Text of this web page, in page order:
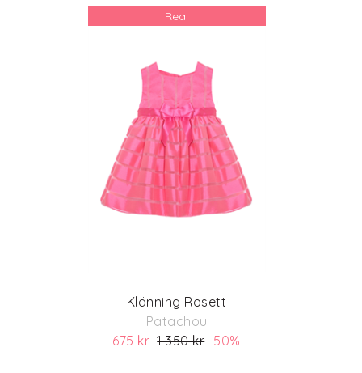
Rea!
Klänning Rosett
Patachou
675 kr1 350 kr-50%